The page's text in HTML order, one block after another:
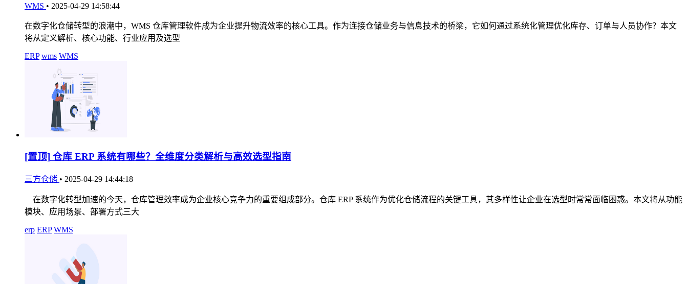
WMS • 2025-04-29 14:58:44
在数字化仓储转型的浪潮中，WMS 仓库管理软件成为企业提升物流效率的核心工具。作为连接仓储业务与信息技术的桥梁，它如何通过系统化管理优化库存、订单与人员协作？本文
将从定义解析、核心功能、行业应用及选型
ERP wms WMS
[置顶] 仓库 ERP 系统有哪些？全维度分类解析与高效选型指南
三方仓储 • 2025-04-29 14:44:18
在数字化转型加速的今天，仓库管理效率成为企业核心竞争力的重要组成部分。仓库 ERP 系统作为优化仓储流程的关键工具，其多样性让企业在选型时常常面临困惑。本文将从功能
模块、应用场景、部署方式三大
erp ERP WMS